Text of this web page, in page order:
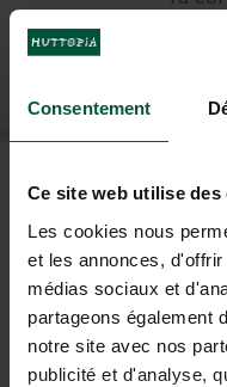
Consentement
Ce site web utilise des
Les cookies nous
et les annonces,
médias sociaux et
partageons également
notre site avec nos
publicité et d'analyse,